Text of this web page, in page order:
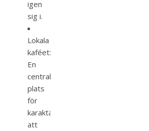
igen
sig i.
Lokala
kaféet:
En
central
plats
för
karaktärerna
att